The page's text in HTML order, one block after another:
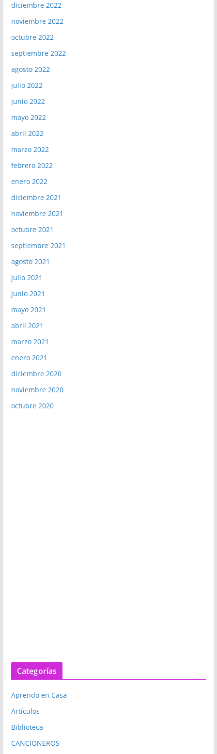
diciembre 2022
noviembre 2022
octubre 2022
septiembre 2022
agosto 2022
julio 2022
junio 2022
mayo 2022
abril 2022
marzo 2022
febrero 2022
enero 2022
diciembre 2021
noviembre 2021
octubre 2021
septiembre 2021
agosto 2021
julio 2021
junio 2021
mayo 2021
abril 2021
marzo 2021
enero 2021
diciembre 2020
noviembre 2020
octubre 2020
Categorías
Aprendo en Casa
Artículos
Biblioteca
CANCIONEROS